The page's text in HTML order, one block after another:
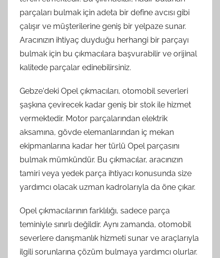
parçaları bulmak için adeta bir define avcısı gibi
çalışır ve müşterilerine geniş bir yelpaze sunar.
Aracınızın ihtiyaç duyduğu herhangi bir parçayı
bulmak için bu çıkmacılara başvurabilir ve orijinal
kalitede parçalar edinebilirsiniz.
Gebze'deki Opel çıkmacıları, otomobil severleri
şaşkına çevirecek kadar geniş bir stok ile hizmet
vermektedir. Motor parçalarından elektrik
aksamına, gövde elemanlarından iç mekan
ekipmanlarına kadar her türlü Opel parçasını
bulmak mümkündür. Bu çıkmacılar, aracınızın
tamiri veya yedek parça ihtiyacı konusunda size
yardımcı olacak uzman kadrolarıyla da öne çıkar.
Opel çıkmacılarının farklılığı, sadece parça
teminiyle sınırlı değildir. Aynı zamanda, otomobil
severlere danışmanlık hizmeti sunar ve araçlarıyla
ilgili sorunlarına çözüm bulmaya yardımcı olurlar.